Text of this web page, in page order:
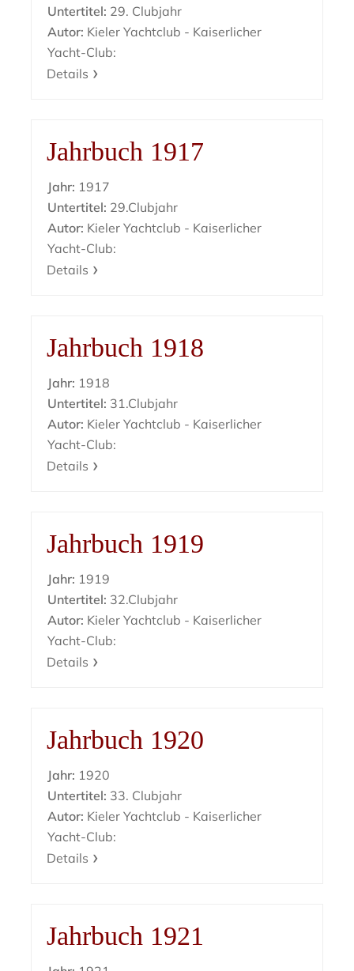
Untertitel: 29. Clubjahr
Autor: Kieler Yachtclub - Kaiserlicher
Yacht-Club:
Details
Jahrbuch 1917
Jahr: 1917
Untertitel: 29.Clubjahr
Autor: Kieler Yachtclub - Kaiserlicher
Yacht-Club:
Details
Jahrbuch 1918
Jahr: 1918
Untertitel: 31.Clubjahr
Autor: Kieler Yachtclub - Kaiserlicher
Yacht-Club:
Details
Jahrbuch 1919
Jahr: 1919
Untertitel: 32.Clubjahr
Autor: Kieler Yachtclub - Kaiserlicher
Yacht-Club:
Details
Jahrbuch 1920
Jahr: 1920
Untertitel: 33. Clubjahr
Autor: Kieler Yachtclub - Kaiserlicher
Yacht-Club:
Details
Jahrbuch 1921